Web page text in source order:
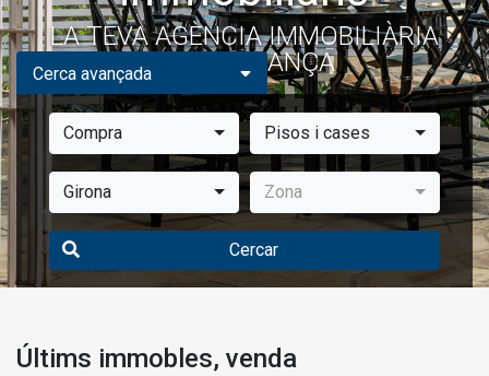
LA TEVA AGÈNCIA IMMOBILIÀRIA
DE CONFIANÇA
Cerca avançada
Compra Pisos i cases
Girona Zona
Cercar
Últims immobles, venda